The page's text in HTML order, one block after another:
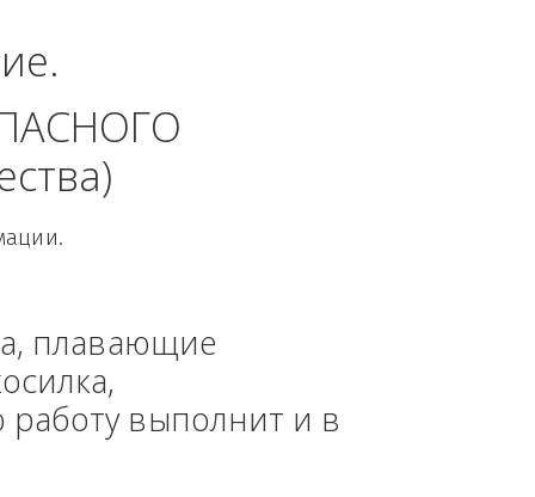
плавающие